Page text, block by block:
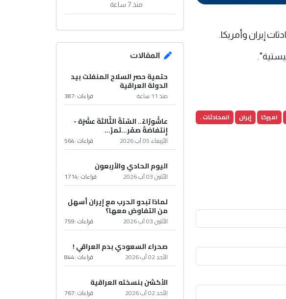
إيران وأمريكا.
اميركا إيران المحادثات .
منذ 7 ساعة
المقالات
حتمية حصر السلاح المنفلت بيد
الدولة العراقية
منذ 11 ساعة قراءات :387
عاشُورْاءُ.. السّنَةُ الثّالثةَ عشَرَة -
إِنتفاضةُ صفَر…تمرّ...
الأربعاء 05 آب 2026 قراءات :564
اليوم الحادي والأربعون
الأثنين 03 آب 2026 قراءات :1714
لماذا تبدو الحرب مع إيران أسهل
من التفاوض معها؟
الأثنين 03 آب 2026 قراءات :759
صحراء السعودي بدم العراقي !
الأحد 02 آب 2026 قراءات :844
الأكشن بنسخته العراقية
الأحد 02 آب 2026 قراءات :767